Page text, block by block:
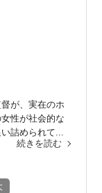
が、実在のホ
性が社会的な
詰められて...
続きを読む